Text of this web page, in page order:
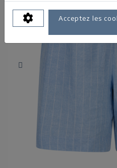
Acceptez les